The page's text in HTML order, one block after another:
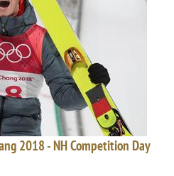
2018 - NH Competition Day